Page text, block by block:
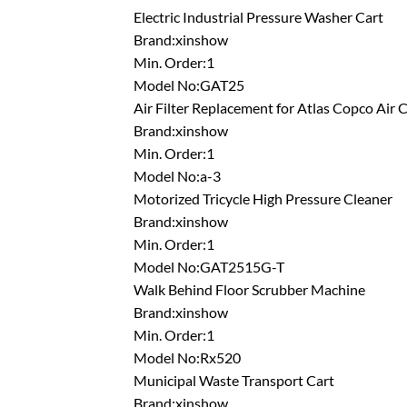
Electric Industrial Pressure Washer Cart
Brand:xinshow
Min. Order:1
Model No:GAT25
Air Filter Replacement for Atlas Copco Air
Brand:xinshow
Min. Order:1
Model No:a-3
Motorized Tricycle High Pressure Cleaner
Brand:xinshow
Min. Order:1
Model No:GAT2515G-T
Walk Behind Floor Scrubber Machine
Brand:xinshow
Min. Order:1
Model No:Rx520
Municipal Waste Transport Cart
Brand:xinshow